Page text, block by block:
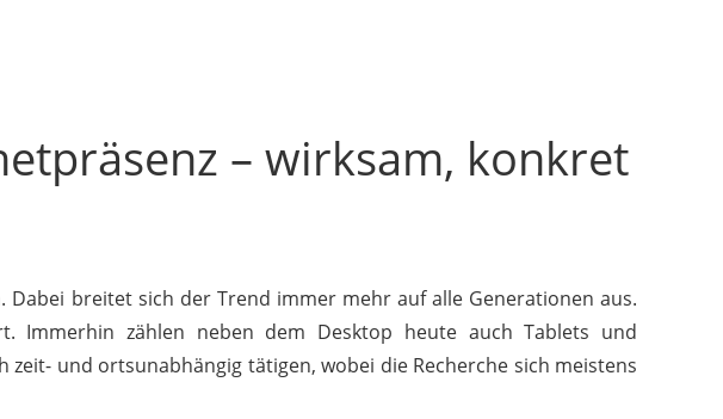
– wirksam, konkret
breitet sich der Trend immer mehr auf alle Generationen aus.
Immerhin zählen neben dem Desktop heute auch Tablets und
und ortsunabhängig tätigen, wobei die Recherche sich meistens